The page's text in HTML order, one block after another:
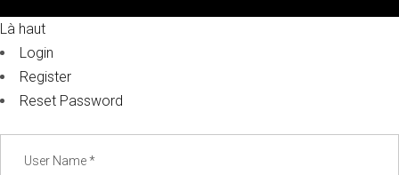
Là haut
Login
Register
Reset Password